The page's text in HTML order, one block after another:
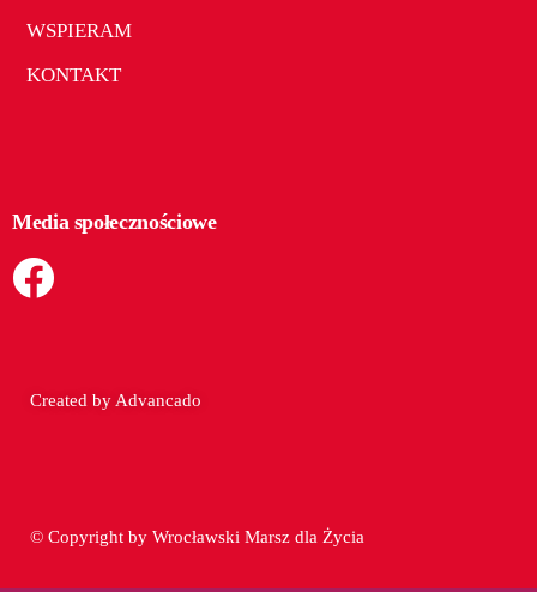
WSPIERAM
KONTAKT
Media społecznościowe
Created by Advancado
© Copyright by Wrocławski Marsz dla Życia